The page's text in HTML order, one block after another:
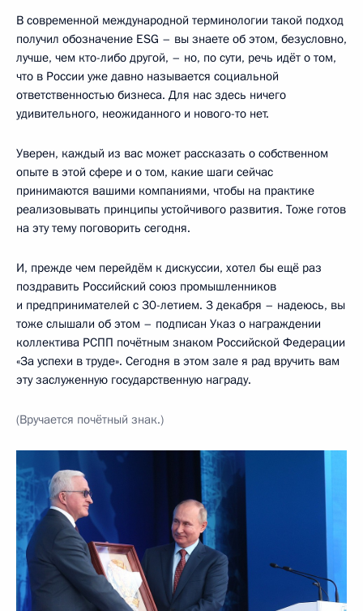
В современной международной терминологии такой подход
получил обозначение ESG – вы знаете об этом, безусловно,
лучше, чем кто-либо другой, – но, по сути, речь идёт о том,
что в России уже давно называется социальной
ответственностью бизнеса. Для нас здесь ничего
удивительного, неожиданного и нового-то нет.
Уверен, каждый из вас может рассказать о собственном
опыте в этой сфере и о том, какие шаги сейчас
принимаются вашими компаниями, чтобы на практике
реализовывать принципы устойчивого развития. Тоже готов
на эту тему поговорить сегодня.
И, прежде чем перейдём к дискуссии, хотел бы ещё раз
поздравить Российский союз промышленников
и предпринимателей с 30-летием. 3 декабря – надеюсь, вы
тоже слышали об этом – подписан Указ о награждении
коллектива РСПП почётным знаком Российской Федерации
«За успехи в труде». Сегодня в этом зале я рад вручить вам
эту заслуженную государственную награду.
(Вручается почётный знак.)